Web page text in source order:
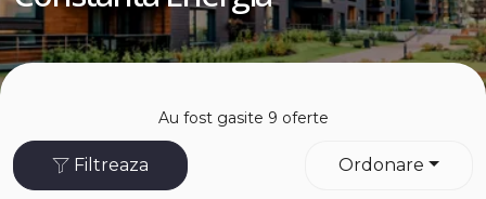
Au fost gasite 9 oferte
Ordonare
Filtreaza